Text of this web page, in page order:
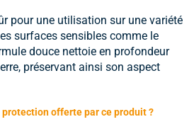
pour une utilisation sur une variété
surfaces sensibles comme le
douce nettoie en profondeur
préservant ainsi son aspect
offerte par ce produit ?